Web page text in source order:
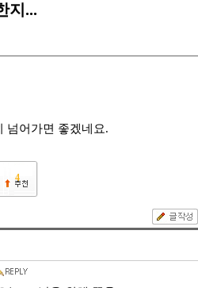
지...
넘어가면 좋겠네요.
4